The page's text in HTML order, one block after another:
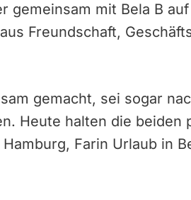
gemeinsam mit Bela B
Freundschaft,
gemacht, sei sogar
Heute halten die beiden
Farin Urlaub in